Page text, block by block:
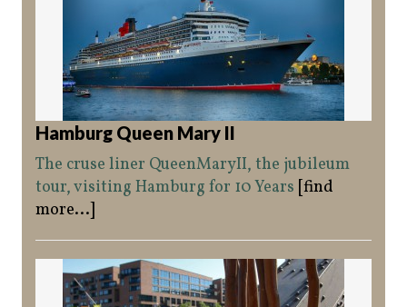
Hamburg Queen Mary II
The cruse liner QueenMaryII, the jubileum
tour, visiting Hamburg for 10 Years [find
more...]